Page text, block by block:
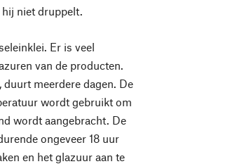
niet druppelt.
Er is veel
van de producten.
meerdere dagen. De
wordt gebruikt om
wordt aangebracht. De
ongeveer 18 uur
en het glazuur aan te